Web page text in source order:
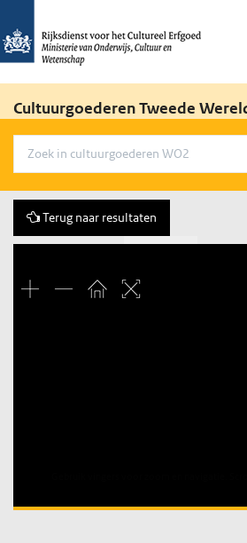
Cultuurgoederen Tweede
Terug naar resultaten